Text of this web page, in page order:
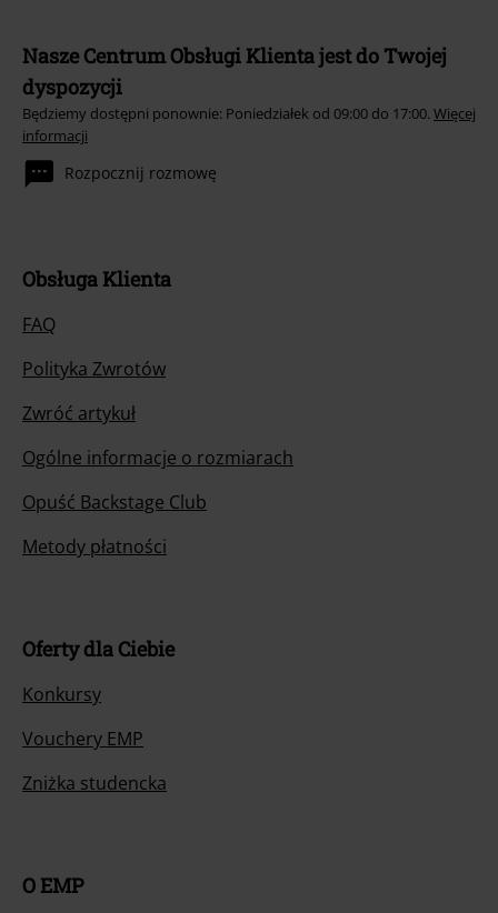
Nasze Centrum Obsługi Klienta jest do Twojej
dyspozycji
Będziemy dostępni ponownie: Poniedziałek od 09:00 do 17:00. Więcej
informacji
Rozpocznij rozmowę
Obsługa Klienta
FAQ
Polityka Zwrotów
Zwróć artykuł
Ogólne informacje o rozmiarach
Opuść Backstage Club
Metody płatności
Oferty dla Ciebie
Konkursy
Vouchery EMP
Zniżka studencka
O EMP